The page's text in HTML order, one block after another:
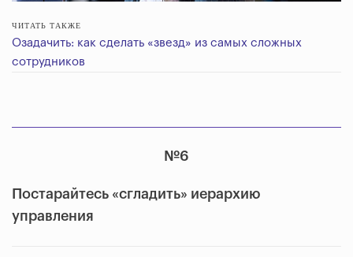
ЧИТАТЬ ТАКЖЕ
Озадачить: как сделать «звезд» из самых сложных
сотрудников
№6
Постарайтесь «сгладить» иерархию
управления